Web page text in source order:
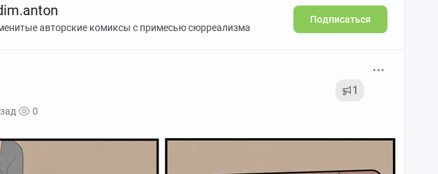
авторские комиксы с примесью сюрреализма
Подписаться
1
0